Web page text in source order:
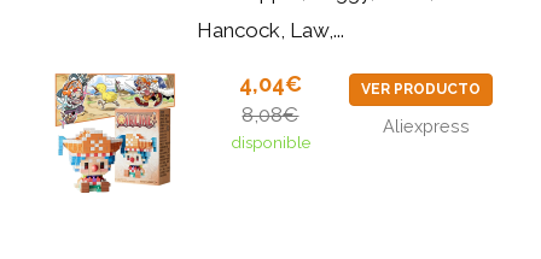
Hancock, Law,...
4,04€
8,08€
disponible
VER PRODUCTO
Aliexpress